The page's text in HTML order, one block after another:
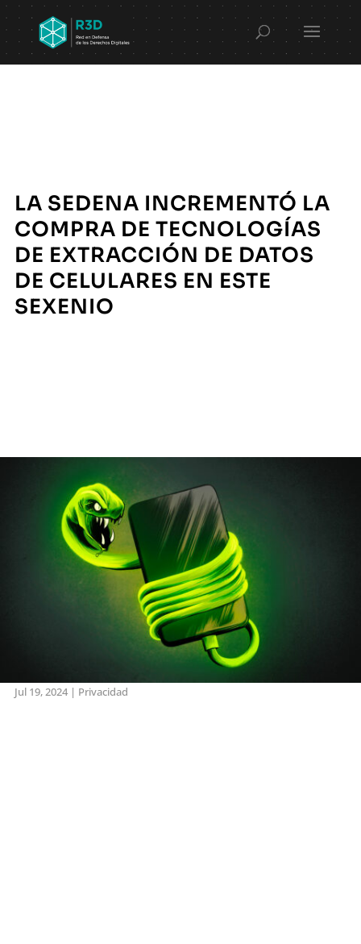
LA SEDENA INCREMENTÓ LA
COMPRA DE TECNOLOGÍAS
DE EXTRACCIÓN DE DATOS
DE CELULARES EN ESTE
SEXENIO
Jul 19, 2024| Privacidad